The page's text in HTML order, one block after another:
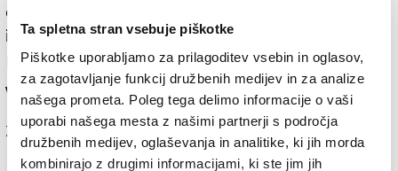
Ta spletna stran vsebuje piškotke
Piškotke uporabljamo za prilagoditev vsebin in oglasov,
za zagotavljanje funkcij družbenih medijev in za analize
našega prometa. Poleg tega delimo informacije o vaši
uporabi našega mesta z našimi partnerji s področja
družbenih medijev, oglaševanja in analitike, ki jih morda
kombinirajo z drugimi informacijami, ki ste jim jih
časa, zato je bolj verjetno, da bom v igri za naslednjo
izvedbo, in sicer leta 2024 v Parizu. Nastop na OI ostaja
moj največji cilj in se bom zato maksimalno potrudila.
Več v jutrišnji (sredini) tiskani izdaji našega dnevnika
Za branje in pisanje komentarjevje potrebna prijava